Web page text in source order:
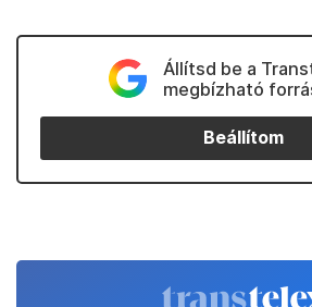
Állítsd be a
megbízható
Beállítom